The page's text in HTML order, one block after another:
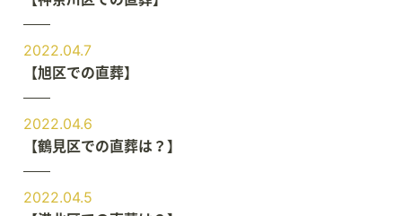
2022.04.7
【旭区での直葬】
2022.04.6
【鶴見区での直葬は？】
2022.04.5